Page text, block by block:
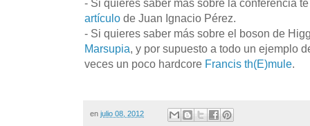
- Si quieres saber más sobre la conferencia
artículo de Juan Ignacio Pérez.
- Si quieres saber más sobre el boson de
Marsupia, y por supuesto a todo un ejemplo
veces un poco hardcore Francis th(E)mule.
en julio 08, 2012